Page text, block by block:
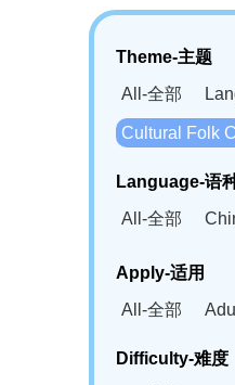
Theme-主题
All-全部
Cultural Folk
Language-语
All-全部
Bahasa
Swahili(SW)-
Apply-适用
All-全部
Difficulty-难度